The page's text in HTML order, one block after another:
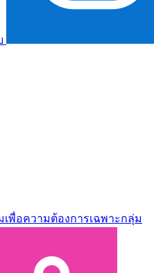
เพื่อความต้องการเฉพาะกลุ่ม